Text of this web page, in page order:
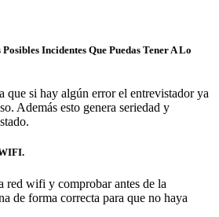
Incidentes Que Puedas Tener A Lo
que si hay algún error el entrevistador ya
Además esto genera seriedad y
red wifi y comprobar antes de la
de forma correcta para que no haya